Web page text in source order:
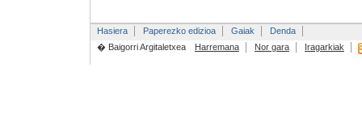
Hasiera Paperezko edizioa Gaiak
Denda
� Baigorri Argitaletxea
Harremana Nor gara Iragarkiak